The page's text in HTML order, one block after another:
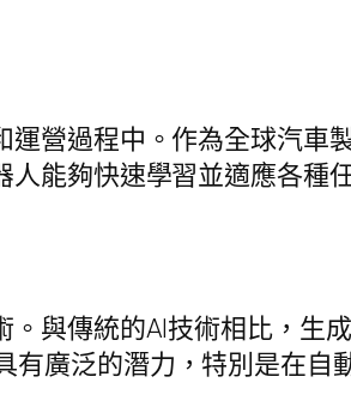
營過程中。作為全球汽車
能夠快速學習並適應各種
與傳統的AI技術相比，生
廣泛的潛力，特別是在自